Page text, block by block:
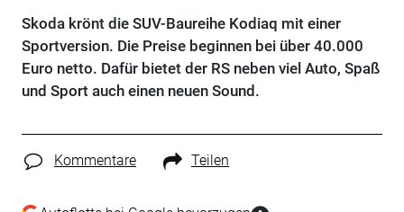
Skoda krönt die SUV-Baureihe Kodiaq mit einer
Sportversion. Die Preise beginnen bei über 40.000
Euro netto. Dafür bietet der RS neben viel Auto, Spaß
und Sport auch einen neuen Sound.
Kommentare Teilen